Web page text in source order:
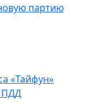
партию